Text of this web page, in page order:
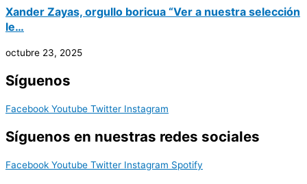
Xander Zayas, orgullo boricua “Ver a nuestra selección
le…
octubre 23, 2025
Síguenos
Facebook Youtube Twitter Instagram
Síguenos en nuestras redes sociales
Facebook Youtube Twitter Instagram Spotify